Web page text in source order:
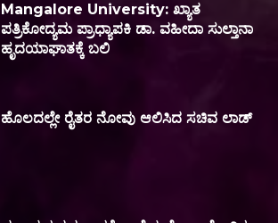
Mangalore University: ಖ್ಯಾತ
ಪತ್ರಿಕೋದ್ಯಮ ಪ್ರಾಧ್ಯಾಪಕಿ ಡಾ. ವಹೀದಾ ಸುಲ್ತಾನಾ
ಹೃದಯಾಘಾತಕ್ಕೆ ಬಲಿ
ಹೊಲದಲ್ಲೇ ರೈತರ ನೋವು ಆಲಿಸಿದ ಸಚಿವ ಲಾಡ್